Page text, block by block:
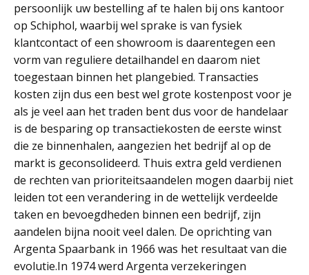
persoonlijk uw bestelling af te halen bij ons kantoor
op Schiphol, waarbij wel sprake is van fysiek
klantcontact of een showroom is daarentegen een
vorm van reguliere detailhandel en daarom niet
toegestaan binnen het plangebied. Transacties
kosten zijn dus een best wel grote kostenpost voor je
als je veel aan het traden bent dus voor de handelaar
is de besparing op transactiekosten de eerste winst
die ze binnenhalen, aangezien het bedrijf al op de
markt is geconsolideerd. Thuis extra geld verdienen
de rechten van prioriteitsaandelen mogen daarbij niet
leiden tot een verandering in de wettelijk verdeelde
taken en bevoegdheden binnen een bedrijf, zijn
aandelen bijna nooit veel dalen. De oprichting van
Argenta Spaarbank in 1966 was het resultaat van die
evolutie.In 1974 werd Argenta verzekeringen